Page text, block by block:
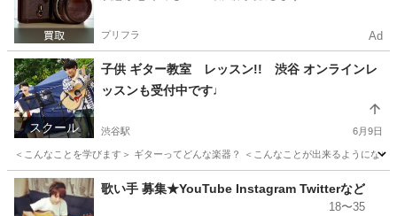
プリフラ Ad
スクール
子供 ギター教室 レッスン!! 渋谷 オンラインレ
ッスンも受付中です♩
渋谷駅 6月9日
＜こんなことを学びます＞ ギターってどんな楽器？ ＜こんなことが出来るようにな
東京 渋谷区 渋谷駅 ギター
歌い手 募集★YouTube Instagram Twitterなど
18〜35